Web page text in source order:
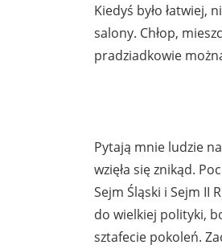
Kiedyś było łatwiej,
salony. Chłop,
pradziadkowie
Pytają mnie ludzie
wzięła się znikąd.
Sejm Śląski i Sejm II
do wielkiej polityki,
sztafecie pokoleń.